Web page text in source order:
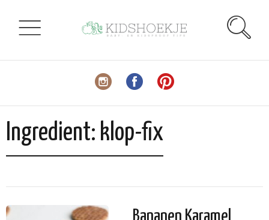
Ingredient: klop-fix
Bananen Karamel